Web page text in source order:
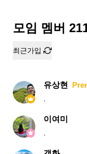
모임 멤버
최근가입
유상현
.
이여미
.